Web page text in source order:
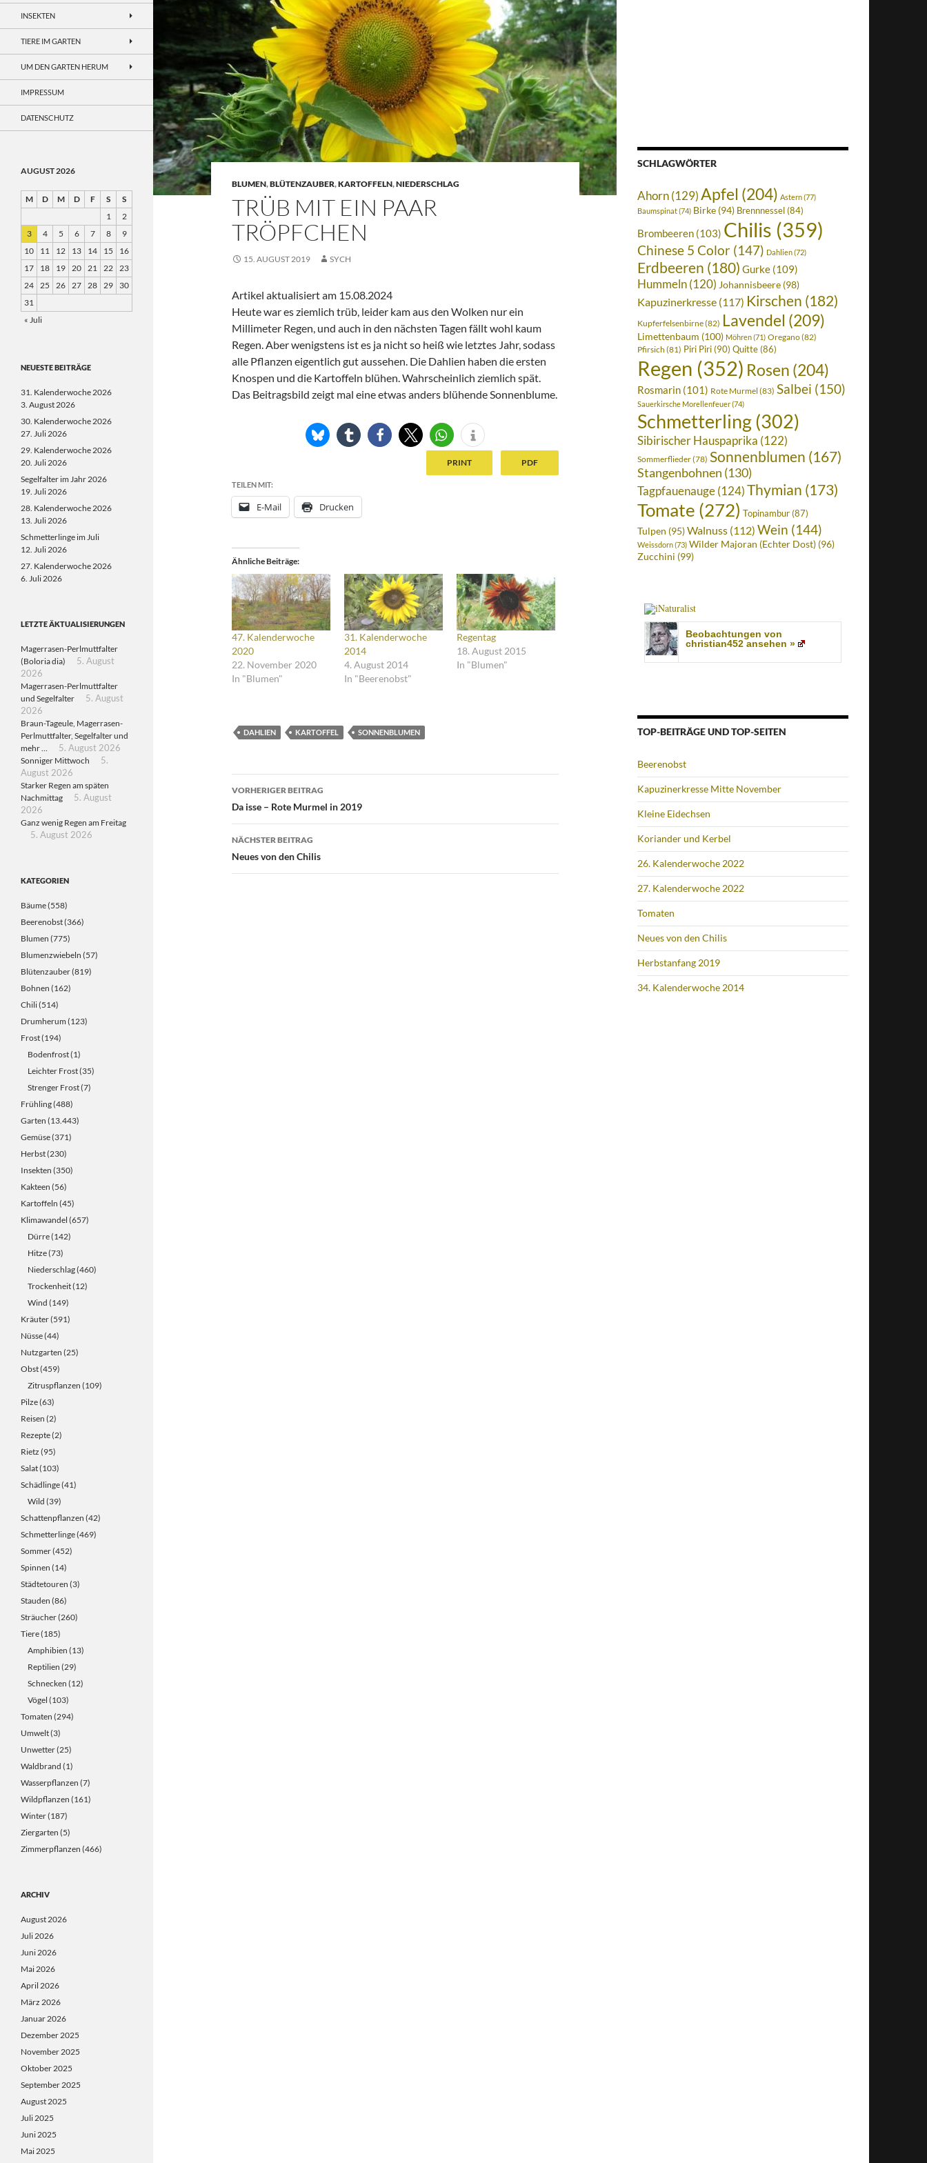
BLUMEN,BLÜTENZAUBER,KARTOFFELN,NIEDERSCHLAG
TRÜB MIT EIN PAAR
TRÖPFCHEN
15. AUGUST 2019 SYCH
Artikel aktualisiert am 15.08.2024
Heute war es ziemlich trüb, leider kam aus den Wolken nur ein
Millimeter Regen, und auch in den nächsten Tagen fällt wohl kaum
Regen. Aber wenigstens ist es ja nicht so heiß wie letztes Jahr, sodass
alle Pflanzen eigentlich gut aussehen. Die Dahlien haben die ersten
Knospen und die Kartoffeln blühen. Wahrscheinlich ziemlich spät.
Das Beitragsbild zeigt mal eine etwas anders blühende Sonnenblume.
PRINT PDF
TEILEN MIT:
E-Mail Drucken
Ähnliche Beiträge
47. Kalenderwoche
2020
22. November 2020
In "Blumen"
31. Kalenderwoche
2014
4. August 2014
In "Beerenobst"
Regentag
18. August 2015
In "Blumen"
DAHLIEN KARTOFFEL SONNENBLUMEN
Beitragsnavigation
VORHERIGER BEITRAG
Da isse – Rote Murmel in 2019
NÄCHSTER BEITRAG
Neues von den Chilis
SCHLAGWÖRTER
Ahorn(129)Apfel (204) Astern(77)
Baumspinat(74) Birke (94) Brennnessel (84)
Brombeeren (103) Chilis (359)
Chinese 5 Color (147) Dahlien(72)
Erdbeeren (180) Gurke (109)
Hummeln (120) Johannisbeere (98)
Kapuzinerkresse (117) Kirschen (182)
Kupferfelsenbirne(82) Lavendel (209)
Limettenbaum (100) Möhren(71) Oregano(82)
Pfirsich (81) Piri Piri(90) Quitte(86)
Regen (352) Rosen (204)
Rosmarin (101) Rote Murmel (83) Salbei (150)
Sauerkirsche Morellenfeuer(74)
Schmetterling(302)
Sibirischer Hauspaprika (122)
Sommerflieder(78) Sonnenblumen (167)
Stangenbohnen (130)
Tagpfauenauge(124)Thymian (173)
Tomate (272) Topinambur(87)
Tulpen (95)Walnuss (112) Wein (144)
Weissdorn(73) Wilder Majoran (Echter Dost) (96)
Zucchini (99)
Beobachtungen von
christian452 ansehen »
TOP-BEITRÄGE UND TOP-SEITEN
Beerenobst
Kapuzinerkresse Mitte November
Kleine Eidechsen
Koriander und Kerbel
26. Kalenderwoche 2022
27. Kalenderwoche 2022
Tomaten
Neues von den Chilis
Herbstanfang 2019
34. Kalenderwoche 2014
INSEKTEN
TIERE IM GARTEN
UM DEN GARTEN HERUM
IMPRESSUM
DATENSCHUTZ
AUGUST 2026
M D M D F S
S
1
2
3
4 5 6 7 8
9
10
11 12 13 14 15
16
17
18 19 20 21 22 23
24 25 26 27 28 29
30
31
« Juli
NEUESTE BEITRÄGE
31. Kalenderwoche 2026
3. August 2026
30. Kalenderwoche 2026
27. Juli 2026
29. Kalenderwoche 2026
20. Juli 2026
Segelfalter im Jahr 2026
19. Juli 2026
28. Kalenderwoche 2026
13. Juli 2026
Schmetterlinge im Juli
12. Juli 2026
27. Kalenderwoche 2026
6. Juli 2026
LETZTE ÄKTUALISIERUNGEN
Magerrasen-Perlmuttfalter
(Boloria dia)
5. August
2026
Magerrasen-Perlmuttfalter
und Segelfalter
5. August
2026
Braun-Tageule, Magerrasen-
Perlmuttfalter, Segelfalter und
mehr …
5. August 2026
Sonniger Mittwoch
5.
August 2026
Starker Regen am späten
Nachmittag
5. August
2026
Ganz wenig Regen am Freitag
5. August 2026
KATEGORIEN
Bäume(558)
Beerenobst(366)
Blumen (775)
Blumenzwiebeln (57)
Blütenzauber(819)
Bohnen (162)
Chili(514)
Drumherum (123)
Frost(194)
Bodenfrost(1)
Leichter Frost(35)
Strenger Frost(7)
Frühling(488)
Garten (13.443)
Gemüse(371)
Herbst(230)
Insekten (350)
Kakteen (56)
Kartoffeln (45)
Klimawandel (657)
Dürre(142)
Hitze(73)
Niederschlag(460)
Trockenheit(12)
Wind (149)
Kräuter(591)
Nüsse(44)
Nutzgarten (25)
Obst(459)
Zitruspflanzen (109)
Pilze(63)
Reisen (2)
Rezepte(2)
Rietz (95)
Salat(103)
Schädlinge(41)
Wild (39)
Schattenpflanzen (42)
Schmetterlinge(469)
Sommer(452)
Spinnen (14)
Städtetouren (3)
Stauden (86)
Sträucher(260)
Tiere(185)
Amphibien (13)
Reptilien (29)
Schnecken (12)
Vögel (103)
Tomaten (294)
Umwelt(3)
Unwetter(25)
Waldbrand (1)
Wasserpflanzen (7)
Wildpflanzen (161)
Winter(187)
Ziergarten (5)
Zimmerpflanzen (466)
ARCHIV
August 2026
Juli 2026
Juni 2026
Mai 2026
April 2026
März 2026
Januar 2026
Dezember 2025
November 2025
Oktober 2025
September 2025
August 2025
Juli 2025
Juni 2025
Mai 2025